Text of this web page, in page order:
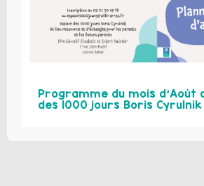
Programme du mois d’Août
des 1000 jours Boris Cyrulnik